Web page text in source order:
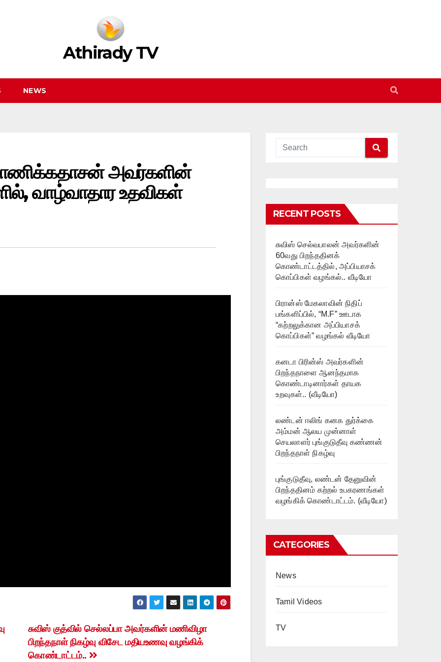
Athirady TV
NEWS
அவர்களின்
வாழ்வாதார உதவிகள்
சுவிஸ் குத்வில் செல்லப்பா அவர்களின் மணிவிழா
பிறந்தநாள் நிகழ்வு விசேட மதியஉணவு வழங்கிக்
கொண்டாட்டம்..
RECENT POSTS
சுவிஸ் செல்வபாலன் அவர்களின்
60வது பிறந்ததினக்
கொண்டாட்டத்தில், அப்பியாசக்
கொப்பிகள் வழங்கல்.. வீடியோ
பிரான்ஸ் மேகலாவின் நிதிப்
பங்களிப்பில், “M.F” ஊடாக
“கற்றலுக்கான அப்பியாசக்
கொப்பிகள்” வழங்கல் வீடியோ
கனடா பிரின்ஸ் அவர்களின்
பிறந்தநாளை ஆனந்தமாக
கொண்டாடினார்கள் தாயக
உறவுகள்.. (வீடியோ)
லண்டன் ஈலிங் கனக துர்க்கை
அம்மன் ஆலய முன்னாள்
செயலாளர் புங்குடுதீவு கண்ணன்
பிறந்தநாள் நிகழ்வு
புங்குடுதீவு, லண்டன் தேனுவின்
பிறந்ததினம் கற்றல் உபகரணங்கள்
வழங்கிக் கொண்டாட்டம். (வீடியோ)
CATEGORIES
News
Tamil Videos
TV